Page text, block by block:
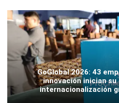
GoGlobal 2026: 43
innovación inician
internacionalización